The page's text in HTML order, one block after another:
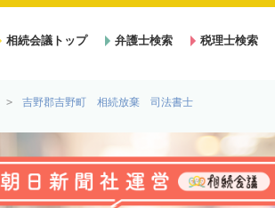
相続会議トップ 弁護士検索 税理士検索
吉野郡吉野町 相続放棄 司法書士